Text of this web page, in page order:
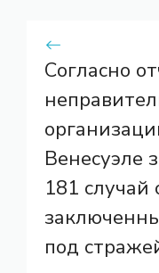
Согласно
Венесуэле
181 случай
под